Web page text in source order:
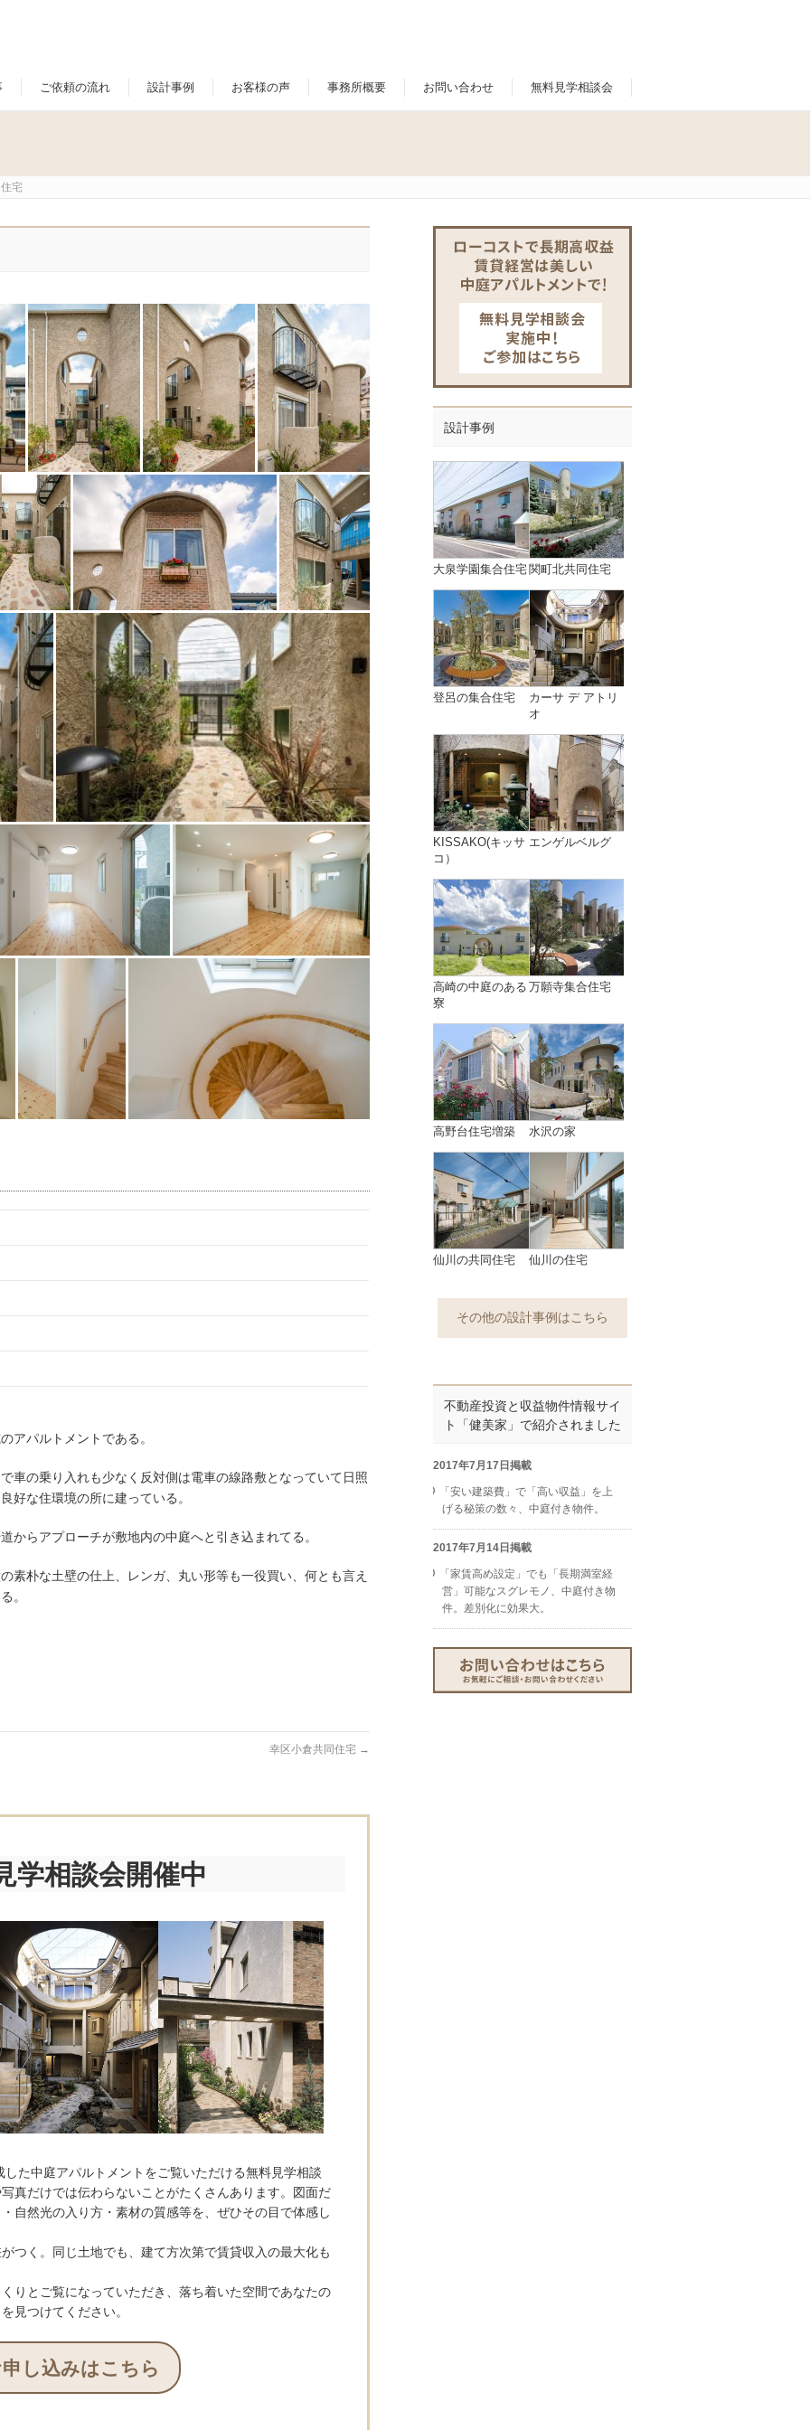
ご依頼の流れ 設計事例 お客様の声 事務所概要 お問い合わせ 無料見学相談会
宅
アパルトメントである。
車の乗り入れも少なく反対側は電車の線路敷となっていて日照
好な住環境の所に建っている。
からアプローチが敷地内の中庭へと引き込まれてる。
素朴な土壁の仕上、レンガ、丸い形等も一役買い、何とも言え
。
幸区小倉共同住宅 →
学相談会開催中
た中庭アパルトメントをご覧いただける無料見学相談
真だけでは伝わらないことがたくさんあります。図面だ
自然光の入り方・素材の質感等を、ぜひその目で体感し
つく。同じ土地でも、建て方次第で賃貸収入の最大化も
りとご覧になっていただき、落ち着いた空間であなたの
見つけてください。
し込みはこちら
設計事例
大泉学園集合住宅 関町北共同住宅
登呂の集合住宅
カーサ デ アトリ
オ
KISSAKO(キッサ
コ）
エンゲルベルグ
高崎の中庭のある
寮
万願寺集合住宅
高野台住宅増築 水沢の家
仙川の共同住宅 仙川の住宅
その他の設計事例はこちら
不動産投資と収益物件情報サイ
ト「健美家」で紹介されました
2017年7月17日掲載
「安い建築費」で「高い収益」を上
げる秘策の数々、中庭付き物件。
2017年7月14日掲載
「家賃高め設定」でも「長期満室経
営」可能なスグレモノ、中庭付き物
件。差別化に効果大。